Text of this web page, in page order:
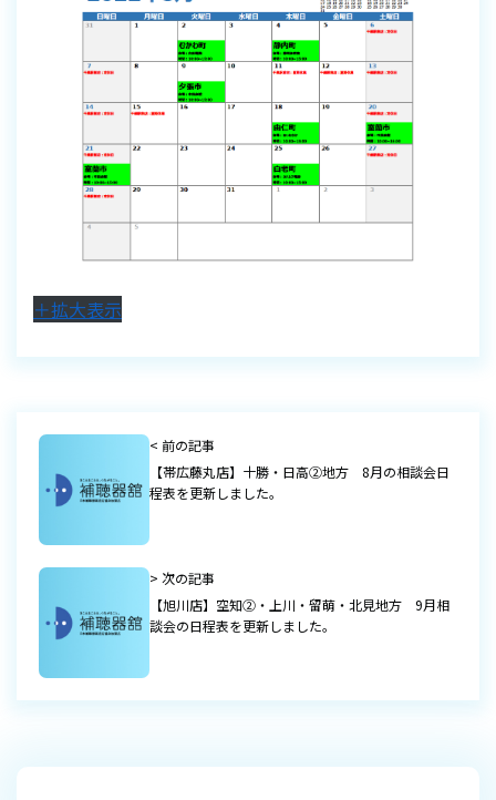
＋拡大表示
< 前の記事
【帯広藤丸店】十勝・日高②地方 8月の相談会日
程表を更新しました。
> 次の記事
【旭川店】空知②・上川・留萌・北見地方 9月相
談会の日程表を更新しました。